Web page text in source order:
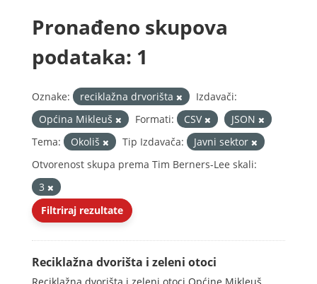
Pronađeno skupova
podataka: 1
Oznake: reciklažna drvorišta
Izdavači:
Općina Mikleuš
Formati: CSV
JSON
Tema:
Okoliš Tip Izdavača:
Javni sektor
Otvorenost skupa prema Tim Berners-Lee skali:
3
Filtriraj rezultate
Reciklažna dvorišta i zeleni otoci